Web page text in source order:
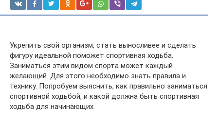
Укрепить свой организм, стать выносливее и сделать
фигуру идеальной поможет спортивная ходьба.
Заниматься этим видом спорта может каждый
желающий. Для этого необходимо знать правила и
технику. Попробуем выяснить, как правильно заниматься
спортивной ходьбой, и какой должна быть спортивная
ходьба для начинающих.